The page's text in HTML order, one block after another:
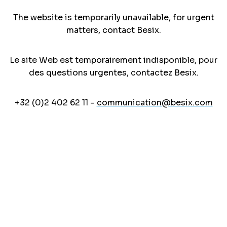
The website is temporarily unavailable, for urgent
matters, contact Besix.
Le site Web est temporairement indisponible, pour
des questions urgentes, contactez Besix.
+32 (0)2 402 62 11 - communication@besix.com